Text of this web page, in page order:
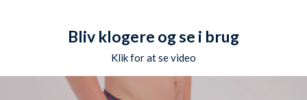
Bliv klogere og se i brug
Klik for at se video